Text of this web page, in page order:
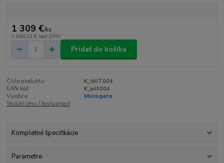
1 309 €/ks
1 064,23 € bez DPH
Pridať do košíka
Číslo produktu:
K_WIT004
EAN kód:
K_wit004
Výrobca:
Microgate
Strážiť cenu / dostupnosť
Kompletné špecifikácie
Parametre